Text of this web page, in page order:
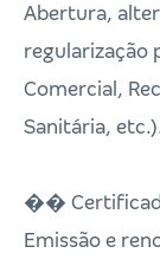
Abertura,
regularização
Comercial,
Sanitária,
��
Emissão e